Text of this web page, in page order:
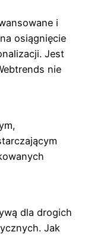
i
osiągnięcie
Jest
nie
dla drogich
Jak